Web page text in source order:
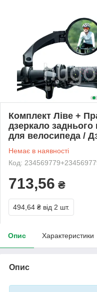
Комплект Ліве +
дзеркало
для велосипеда /
Немає в наявності
Код:
713,56 ₴
494,64 ₴ від 2 шт.
Опис Характеристики
Опис